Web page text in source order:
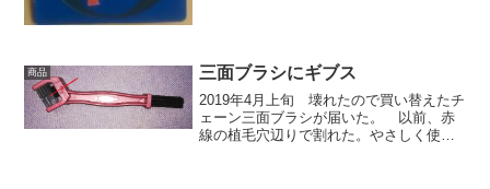
商品 三面ブラシにギブス
2019年4月上旬 壊れたので買い替えたチ
ェーン三面ブラシが届いた。 以前、赤
線の植毛穴辺りで割れた。やさしく使え